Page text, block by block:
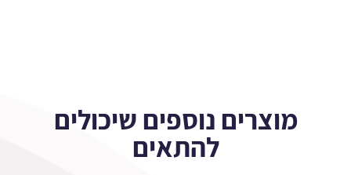
מוצרים נוספים שיכולים
להתאים